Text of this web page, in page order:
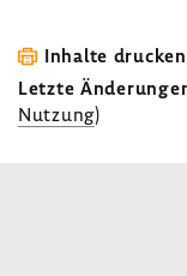
Inhalte drucken
Letzte
Nutzung)